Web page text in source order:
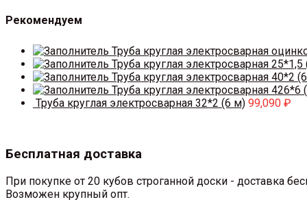
Рекомендуем
Труба круглая электросварная
Труба круглая электросварная
Труба круглая электросварная 40*2
Труба круглая электросварная 426*6
Труба круглая электросварная 32*2 (6 м) 99,090 ₽
Бесплатная доставка
При покупке от 20 кубов строганной доски - доставка
Возможен крупный опт.